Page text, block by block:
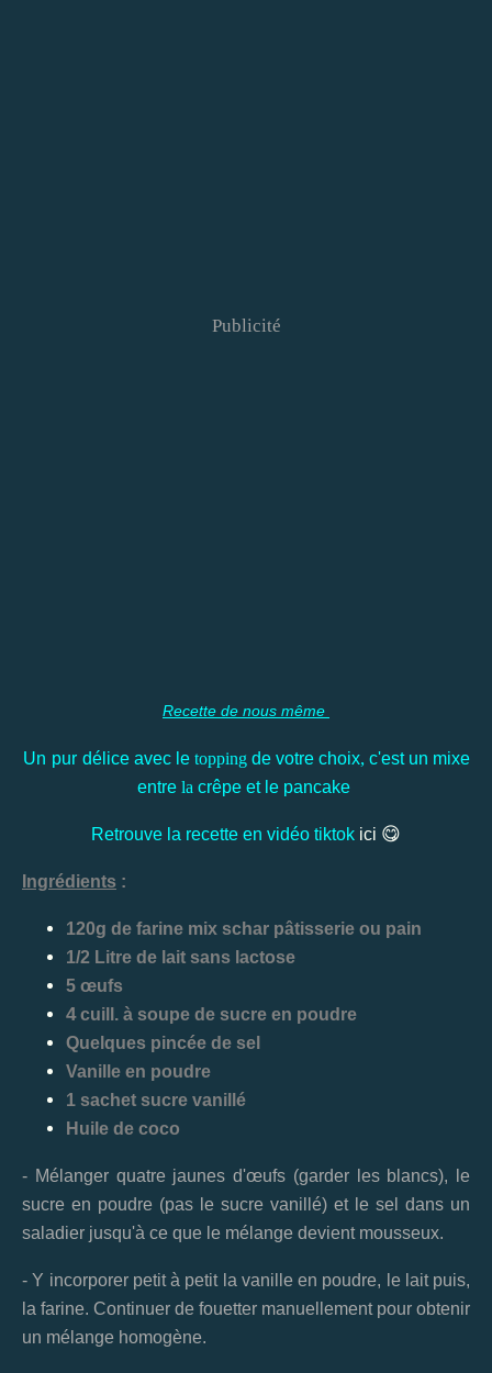
Publicité
Recette de nous même
Un pur délice avec le topping de votre choix, c'est un mixe
entre la crêpe et le pancake
Retrouve la recette en vidéo tiktok ici 😋
Ingrédients :
120g de farine mix schar pâtisserie ou pain
1/2 Litre de lait sans lactose
5 œufs
4cuill. à soupe de sucre en poudre
Quelques pincée de sel
Vanille en poudre
1 sachet sucre vanillé
Huile de coco
- Mélanger quatre jaunes d'œufs (garder les blancs), le
sucre en poudre (pas le sucre vanillé) et le sel dans un
saladier jusqu'à ce que le mélange devient mousseux.
- Y incorporer petit à petit la vanille en poudre, le lait puis,
la farine. Continuer de fouetter manuellement pour obtenir
un mélange homogène.